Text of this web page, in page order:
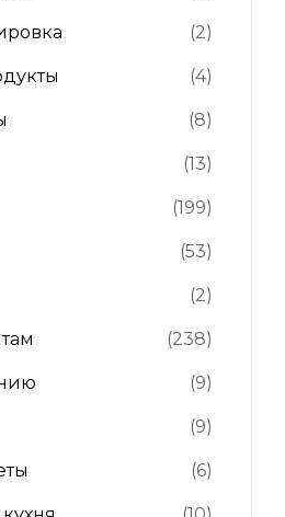
(2)
(4)
(8)
(13)
(199)
(53)
(2)
(238)
(9)
(9)
(6)